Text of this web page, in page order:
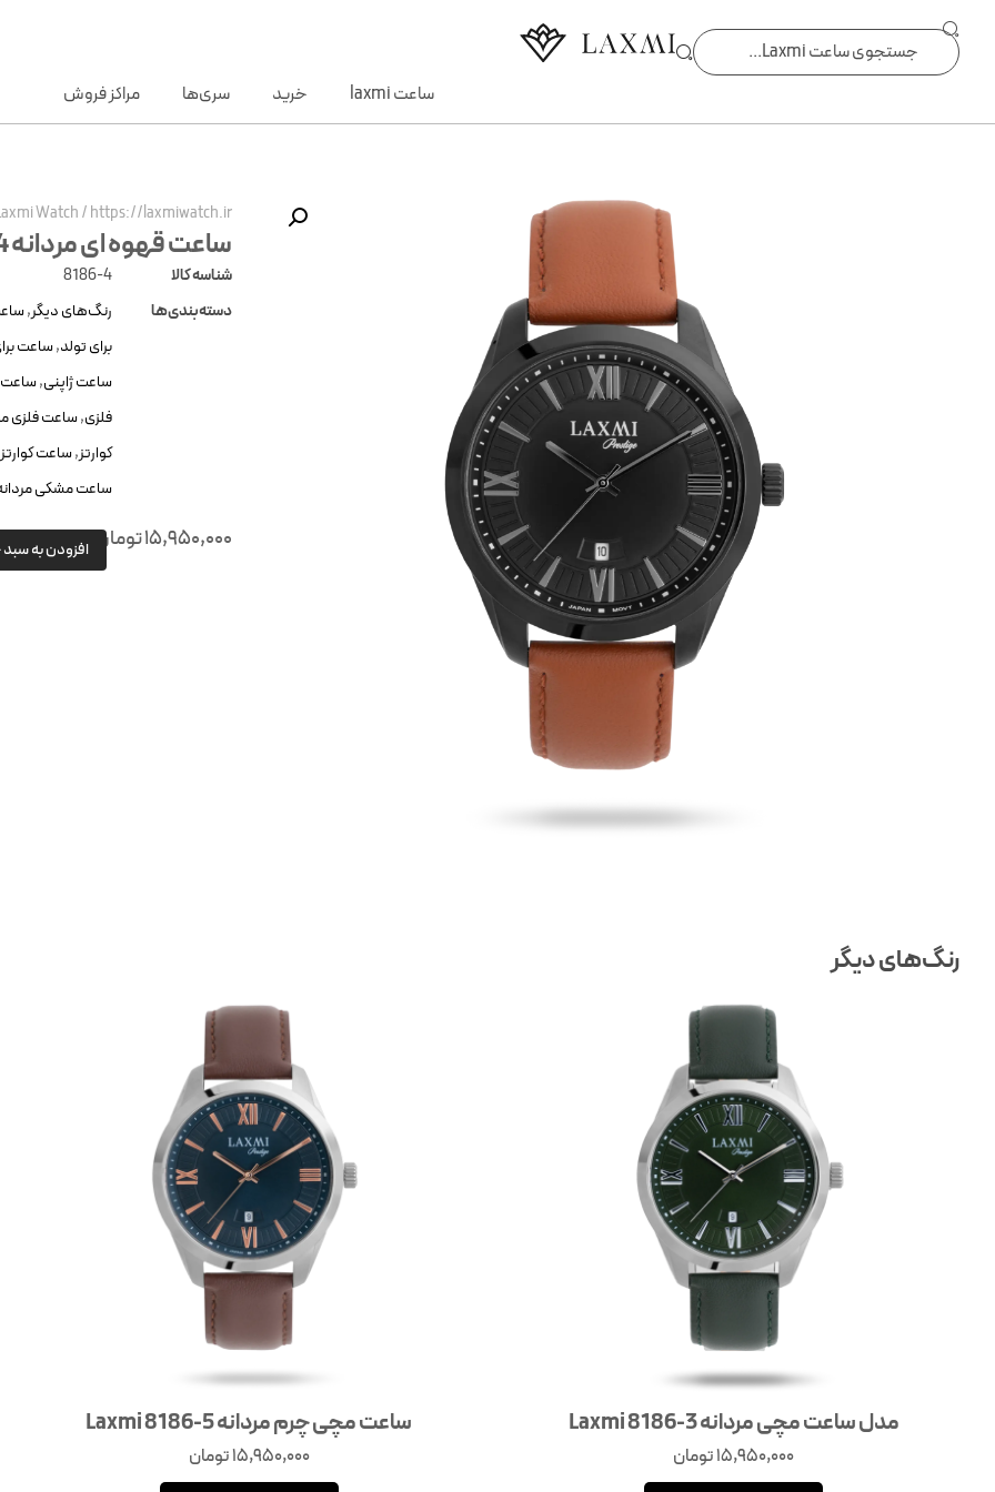
ساعت laxmi خرید سری‌ها مراکز فروش
Watch/https://laxmiwatch.ir/
ساعت قهوه ای مردانه Laxmi 8186-4
شناسه کالا
8186-4
دسته‌بندی‌ها
رنگ‌های دیگر,
برای تولد,ساعت
ساعت ژاپنی,
فلزی,ساعت فلزی
کوارتز,ساعت
ساعت مشکی
15,950,000تومان افزودن به
رنگ‌های دیگر
مدل ساعت مچی مردانه Laxmi 8186-3
15,950,000تومان
ساعت مچی چرم مردانه Laxmi 8186-5
15,950,000تومان